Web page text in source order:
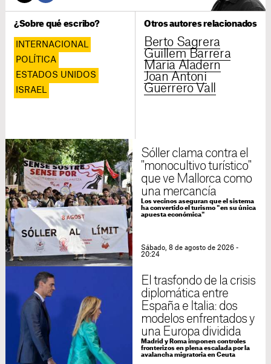
¿Sobre qué escribo?
INTERNACIONAL
POLÍTICA
ESTADOS UNIDOS
ISRAEL
Otros autores relacionados
Berto Sagrera
Guillem Barrera
Maria Aladern
Joan Antoni
Guerrero Vall
Sóller clama contra el
"monocultivo turístico"
que ve Mallorca como
una mercancía
Los vecinos aseguran que el sistema
ha convertido el turismo "en su única
apuesta económica"
Sábado, 8 de agosto de 2026 -
20:24
El trasfondo de la crisis
diplomática entre
España e Italia: dos
modelos enfrentados y
una Europa dividida
Madrid y Roma imponen controles
fronterizos en plena escalada por la
avalancha migratoria en Ceuta